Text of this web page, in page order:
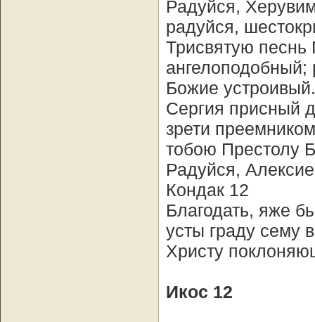
Радуйся,
радуйся,
Трисвятую песнь
ангелоподобный;
Божие
Сергия присный
зрети
тобою Престолу
Радуйся,
Кондак 12
Благодать, яже
усты граду сему
Христу
Икос 12